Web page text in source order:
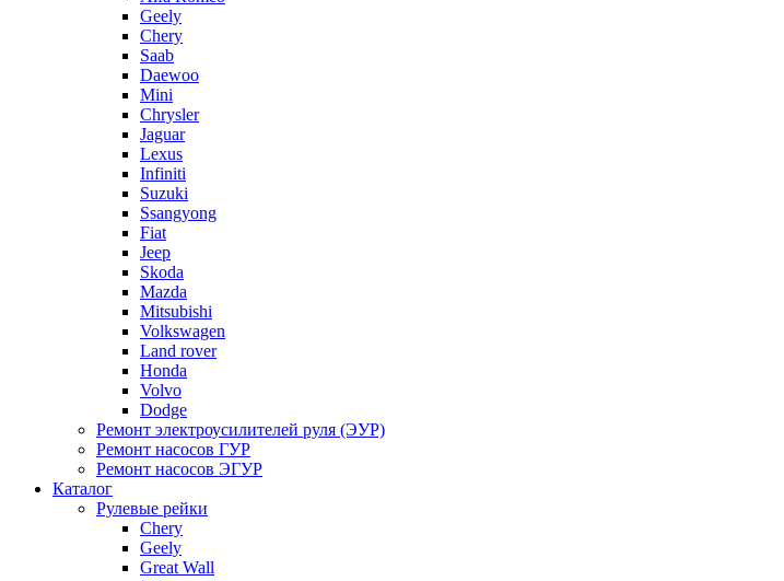
Geely
Chery
Saab
Daewoo
Mini
Chrysler
Jaguar
Lexus
Infiniti
Suzuki
Ssangyong
Fiat
Jeep
Skoda
Mazda
Mitsubishi
Volkswagen
Land rover
Honda
Volvo
Dodge
Ремонт электроусилителей руля (ЭУР)
Ремонт насосов ГУР
Ремонт насосов ЭГУР
Каталог
Рулевые рейки
Chery
Geely
Great Wall